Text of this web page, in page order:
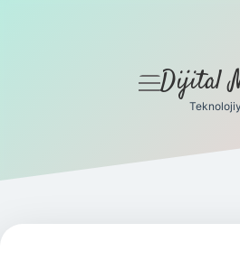
Gizlilik Politikası
Yasal Uyarı
menüyü
Dijital